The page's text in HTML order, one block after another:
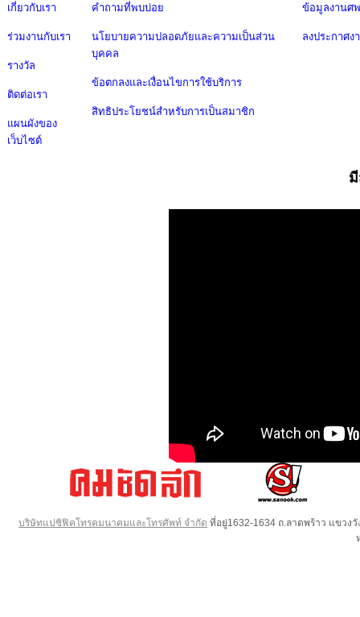
เกี่ยวกับเรา
ร่วมงานกับเรา
รางวัล
ติดต่อเรา
แผนผังของ
เว็บไซต์
คำถามที่พบบ่อย
นโยบายความปลอดภัยและความเป็นส่วน
บุคคล
ข้อตกลงและเงื่อนไขการใช้บริการ
สิทธิประโยชน์สำหรับการเป็นสมาชิก
ข้อมูลงานศพ
ลงประกาศง
บริษัทแปซิฟิคโทรคมนาคมและโทรศัพท์ จำกัด ที่อยู่1632-1634 ถ.ลาดพร้าว แขวง